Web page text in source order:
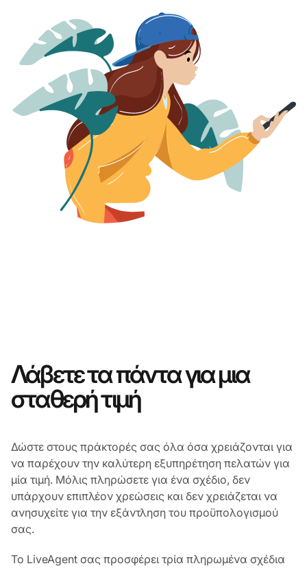
Λάβετε τα πάντα για μια
σταθερή τιμή
Δώστε στους πράκτορές σας όλα όσα χρειάζονται για
να παρέχουν την καλύτερη εξυπηρέτηση πελατών για
μία τιμή. Μόλις πληρώσετε για ένα σχέδιο, δεν
υπάρχουν επιπλέον χρεώσεις και δεν χρειάζεται να
ανησυχείτε για την εξάντληση του προϋπολογισμού
σας.
Το LiveAgent σας προσφέρει τρία πληρωμένα σχέδια